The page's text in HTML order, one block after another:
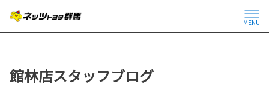
MENU
館林店スタッフブログ